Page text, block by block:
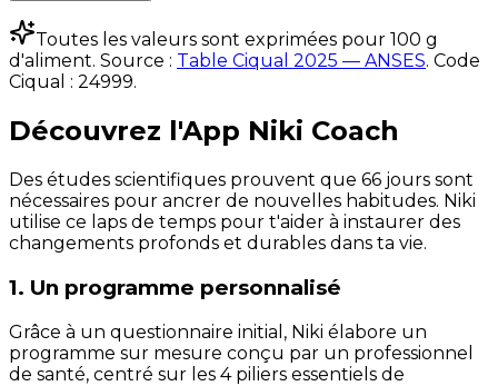
Toutes les valeurs sont exprimées pour 100 g
d'aliment. Source : Table Ciqual 2025 — ANSES. Code
Ciqual : 24999.
Découvrez l'App Niki Coach
Des études scientifiques prouvent que 66 jours sont
nécessaires pour ancrer de nouvelles habitudes. Niki
utilise ce laps de temps pour t'aider à instaurer des
changements profonds et durables dans ta vie.
1. Un programme personnalisé
Grâce à un questionnaire initial, Niki élabore un
programme sur mesure conçu par un professionnel
de santé, centré sur les 4 piliers essentiels de